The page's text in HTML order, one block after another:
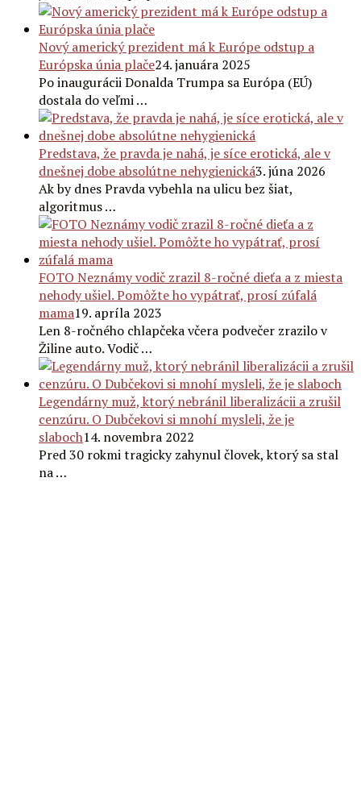
Nový americký prezident má k Európe odstup a
Európska únia plače24. januára 2025
Po inaugurácii Donalda Trumpa sa Európa (EÚ)
dostala do veľmi …
Predstava, že pravda je nahá, je síce erotická, ale v
dnešnej dobe absolútne nehygienická3. júna 2026
Ak by dnes Pravda vybehla na ulicu bez šiat,
algoritmus …
FOTO Neznámy vodič zrazil 8-ročné dieťa a z miesta
nehody ušiel. Pomôžte ho vypátrať, prosí zúfalá
mama19. apríla 2023
Len 8-ročného chlapčeka včera podvečer zrazilo v
Žiline auto. Vodič …
Legendárny muž, ktorý nebránil liberalizácii a zrušil
cenzúru. O Dubčekovi si mnohí mysleli, že je
slaboch14. novembra 2022
Pred 30 rokmi tragicky zahynul človek, ktorý sa stal
na …